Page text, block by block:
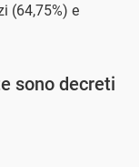
(64,75%) e
sono decreti